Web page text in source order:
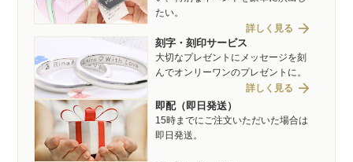
たい。
詳しく見る arrow_forward
刻字・刻印サービス
大切なプレゼントにメッセージを刻
んでオンリーワンのプレゼントに。
詳しく見る arrow_forward
即配（即日発送）
15時までにご注文いただいた場合は
即日発送。